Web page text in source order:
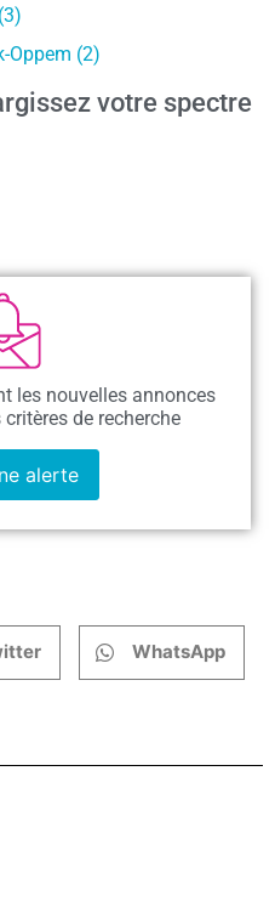
Oppem (2)
votre spectre
les nouvelles annonces
de recherche
alerte
WhatsApp